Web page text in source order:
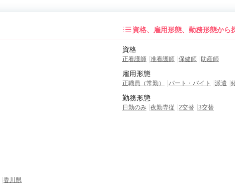
香川県
資格、雇用形態、勤務形態から
資格
正看護師 准看護師 保健師 助産師
雇用形態
正職員（常勤） パート・バイト 派遣
勤務形態
日勤のみ 夜勤専従 2交替 3交替